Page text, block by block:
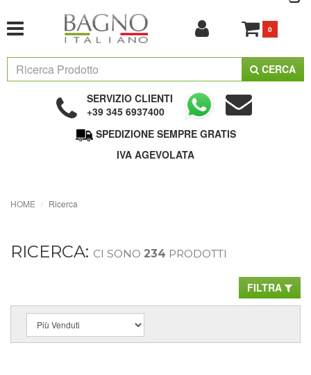
0
CERCA
SERVIZIO CLIENTI
+39 345 6937400
SPEDIZIONE SEMPRE GRATIS
IVA AGEVOLATA
HOME Ricerca
RICERCA: CI SONO 234 PRODOTTI
FILTRA